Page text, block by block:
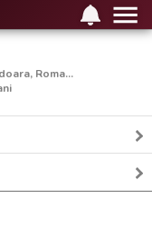
Barbat, 19, Necasatorit, Hunedoara, Romania